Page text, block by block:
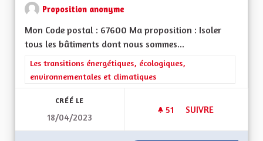
Proposition anonyme
Mon Code postal : 67600 Ma proposition : Isoler
tous les bâtiments dont nous sommes...
Filtrer les résultats de la catégorie : Les transitions
Les transitions énergétiques, écologiques,
environnementales et climatiques
CRÉÉ LE
18/04/2023
51 51 ABONNÉS
SUIVRE